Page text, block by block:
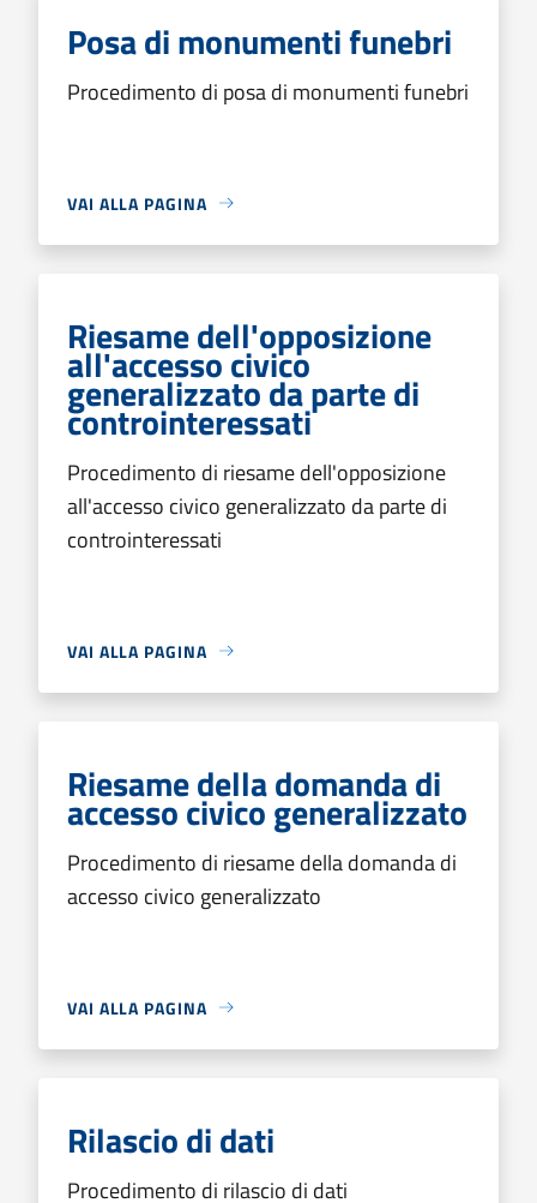
Posa di monumenti funebri
Procedimento di posa di monumenti funebri
VAI ALLA PAGINA
Riesame dell'opposizione
all'accesso civico
generalizzato da parte di
controinteressati
Procedimento di riesame dell'opposizione
all'accesso civico generalizzato da parte di
controinteressati
VAI ALLA PAGINA
Riesame della domanda di
accesso civico generalizzato
Procedimento di riesame della domanda di
accesso civico generalizzato
VAI ALLA PAGINA
Rilascio di dati
Procedimento di rilascio di dati